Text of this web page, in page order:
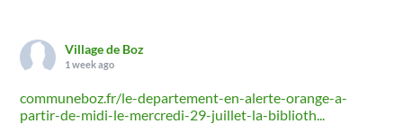
Village de Boz
1 week ago
communeboz.fr/le-departement-en-alerte-orange-a-
partir-de-midi-le-mercredi-29-juillet-la-biblioth...